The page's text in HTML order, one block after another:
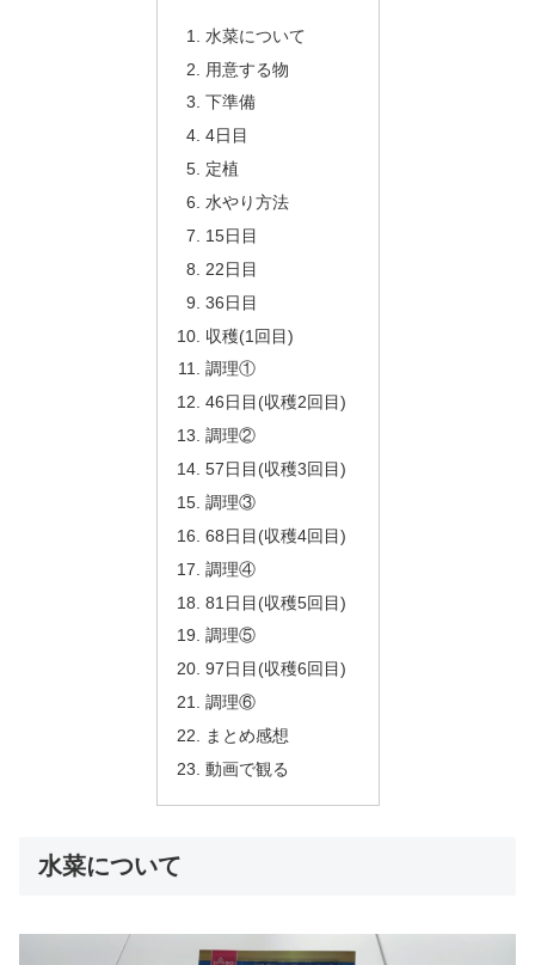
水菜について
用意する物
下準備
4日目
定植
水やり方法
15日目
22日目
36日目
収穫(1回目)
調理①
46日目(収穫2回目)
調理②
57日目(収穫3回目)
調理③
68日目(収穫4回目)
調理④
81日目(収穫5回目)
調理⑤
97日目(収穫6回目)
調理⑥
まとめ感想
動画で観る
水菜について